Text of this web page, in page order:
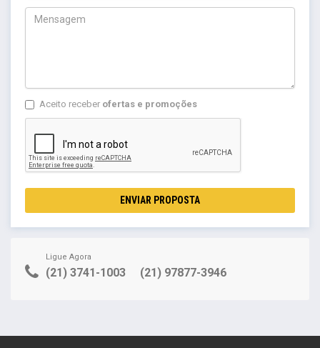
Aceito receber ofertas e promoções
ENVIAR PROPOSTA
Ligue Agora
(21) 3741-1003 (21) 97877-3946